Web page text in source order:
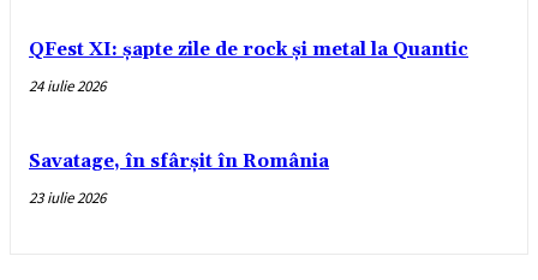
QFest XI: șapte zile de rock și metal la Quantic
24 iulie 2026
Savatage, în sfârșit în România
23 iulie 2026